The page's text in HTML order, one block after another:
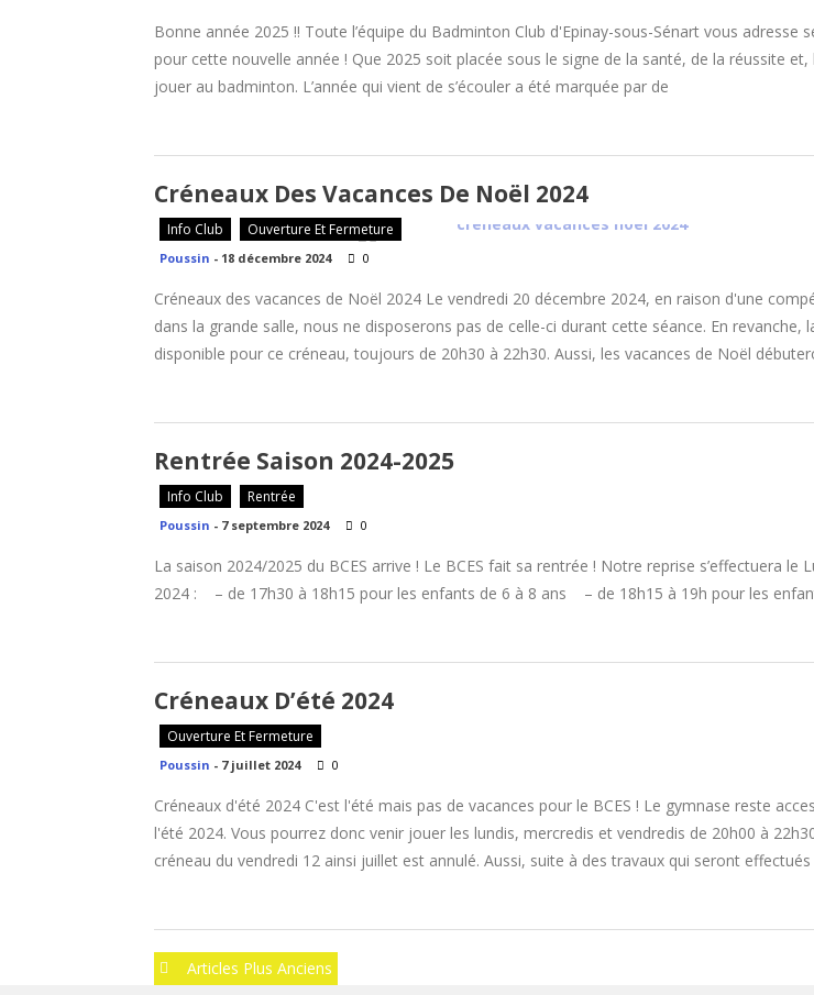
Bonne année 2025 !! Toute l’équipe du Badminton Club d'Epinay-sous-Sénart vous adresse
pour cette nouvelle année ! Que 2025 soit placée sous le signe de la santé, de la réussite et,
jouer au badminton. L’année qui vient de s’écouler a été marquée par de
Créneaux Des Vacances De Noël 2024
Info Club Ouverture Et Fermeture
Poussin - 18 décembre 2024 0
Créneaux des vacances de Noël 2024 Le vendredi 20 décembre 2024, en raison d'une
dans la grande salle, nous ne disposerons pas de celle-ci durant cette séance. En revanche,
disponible pour ce créneau, toujours de 20h30 à 22h30. Aussi, les vacances de Noël
Rentrée Saison 2024-2025
Info Club Rentrée
Poussin - 7 septembre 2024 0
La saison 2024/2025 du BCES arrive ! Le BCES fait sa rentrée ! Notre reprise s’effectuera le
2024 : – de 17h30 à 18h15 pour les enfants de 6 à 8 ans – de 18h15 à 19h pour les
Créneaux D’été 2024
Ouverture Et Fermeture
Poussin - 7 juillet 2024 0
Créneaux d'été 2024 C'est l'été mais pas de vacances pour le BCES ! Le gymnase reste
l'été 2024. Vous pourrez donc venir jouer les lundis, mercredis et vendredis de 20h00 à
créneau du vendredi 12 ainsi juillet est annulé. Aussi, suite à des travaux qui seront effectués
Navigation
Articles Plus Anciens